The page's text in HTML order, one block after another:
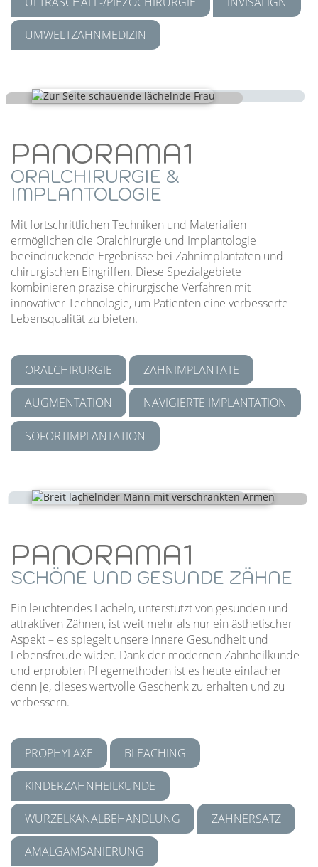
UMWELTZAHNMEDIZIN
PANORAMA1
ORALCHIRURGIE &
IMPLANTOLOGIE
Mit fortschrittlichen Techniken und Materialien
ermöglichen die Oralchirurgie und Implantologie
beeindruckende Ergebnisse bei Zahnimplantaten und
chirurgischen Eingriffen. Diese Spezialgebiete
kombinieren präzise chirurgische Verfahren mit
innovativer Technologie, um Patienten eine verbesserte
Lebensqualität zu bieten.
ORALCHIRURGIE ZAHNIMPLANTATE
AUGMENTATION NAVIGIERTE IMPLANTATION
SOFORTIMPLANTATION
PANORAMA1
SCHÖNE UND GESUNDE ZÄHNE
Ein leuchtendes Lächeln, unterstützt von gesunden und
attraktiven Zähnen, ist weit mehr als nur ein ästhetischer
Aspekt – es spiegelt unsere innere Gesundheit und
Lebensfreude wider. Dank der modernen Zahnheilkunde
und erprobten Pflegemethoden ist es heute einfacher
denn je, dieses wertvolle Geschenk zu erhalten und zu
verbessern.
PROPHYLAXE BLEACHING
KINDERZAHNHEILKUNDE
WURZELKANALBEHANDLUNG ZAHNERSATZ
AMALGAMSANIERUNG